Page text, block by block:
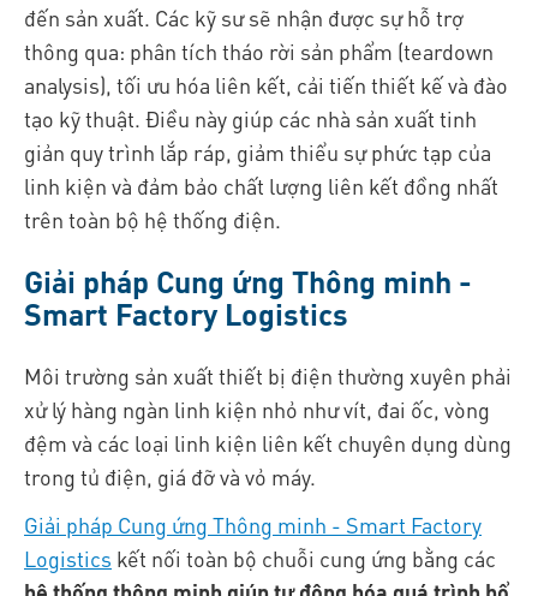
đến sản xuất. Các kỹ sư sẽ nhận được sự hỗ trợ
thông qua: phân tích tháo rời sản phẩm (teardown
analysis), tối ưu hóa liên kết, cải tiến thiết kế và đào
tạo kỹ thuật. Điều này giúp các nhà sản xuất tinh
giản quy trình lắp ráp, giảm thiểu sự phức tạp của
linh kiện và đảm bảo chất lượng liên kết đồng nhất
trên toàn bộ hệ thống điện.
Giải pháp Cung ứng Thông minh -
Smart Factory Logistics
Môi trường sản xuất thiết bị điện thường xuyên phải
xử lý hàng ngàn linh kiện nhỏ như vít, đai ốc, vòng
đệm và các loại linh kiện liên kết chuyên dụng dùng
trong tủ điện, giá đỡ và vỏ máy.
Giải pháp Cung ứng Thông minh - Smart Factory
Logistics kết nối toàn bộ chuỗi cung ứng bằng các